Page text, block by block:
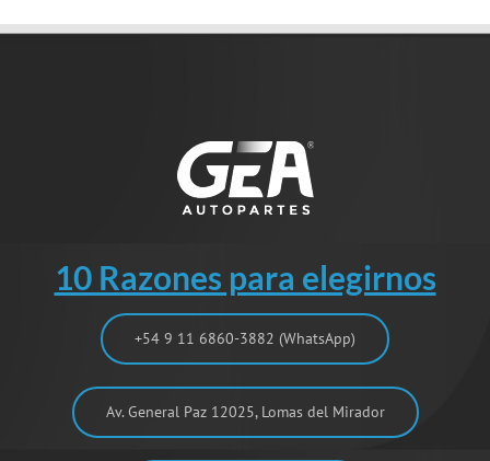
10 Razones para elegirnos
+54 9 11 6860-3882 (WhatsApp)
Av. General Paz 12025, Lomas del Mirador